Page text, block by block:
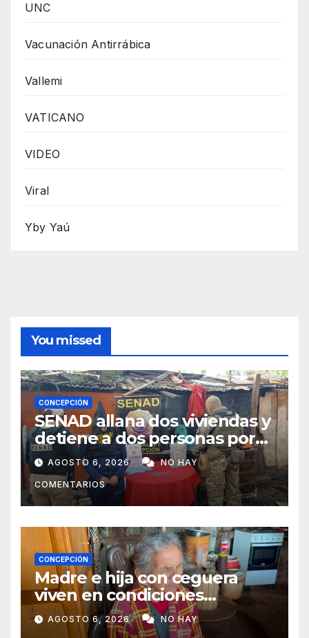
UNC
Vacunación Antirrábica
Vallemi
VATICANO
VIDEO
Viral
Yby Yaú
You missed
CONCEPCIÓN
SENAD allana dos viviendas y
detiene a dos personas por
presunto microtráfico en
Concepción
AGOSTO 6, 2026 NO HAY
COMENTARIOS
CONCEPCIÓN
Madre e hija con ceguera
viven en condiciones
precarias y vecinos impulsan
campaña solidaria para
AGOSTO 6, 2026 NO HAY